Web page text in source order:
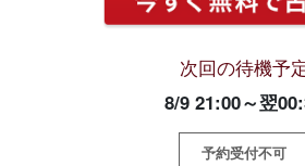
次回の待機予
8/9 21:00～翌
予約受付不可